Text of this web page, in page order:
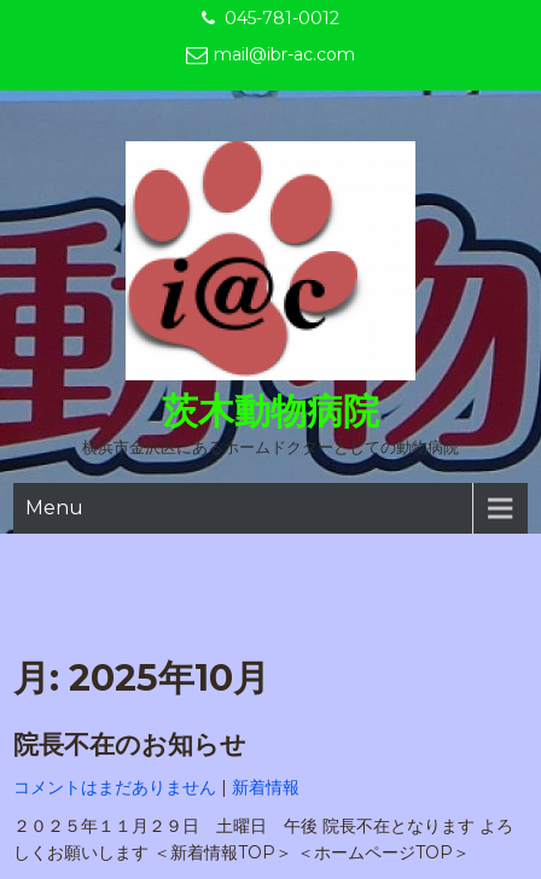
045-781-0012
mail@ibr-ac.com
茨木動物病院
横浜市金沢区にあるホームドクターとしての動物病院
Menu
月:2025年10月
院長不在のお知らせ
コメントはまだありません | 新着情報
２０２５年１１月２９日 土曜日 午後 院長不在となります よろ
しくお願いします ＜新着情報TOP＞ ＜ホームページTOP＞